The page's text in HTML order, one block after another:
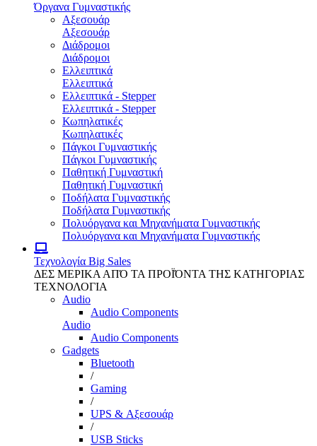
Όργανα Γυμναστικής
Αξεσουάρ
Αξεσουάρ
Διάδρομοι
Διάδρομοι
Ελλειπτικά
Ελλειπτικά
Ελλειπτικά - Stepper
Ελλειπτικά - Stepper
Κωπηλατικές
Κωπηλατικές
Πάγκοι Γυμναστικής
Πάγκοι Γυμναστικής
Παθητική Γυμναστική
Παθητική Γυμναστική
Ποδήλατα Γυμναστικής
Ποδήλατα Γυμναστικής
Πολυόργανα και Μηχανήματα Γυμναστικής
Πολυόργανα και Μηχανήματα Γυμναστικής
Τεχνολογία Big Sales
ΔΕΣ ΜΕΡΙΚΑ ΑΠΌ ΤΑ ΠΡΟΪΌΝΤΑ ΤΗΣ ΚΑΤΗΓΟΡΙΑΣ
ΤΕΧΝΟΛΟΓΙΑ
Audio
Audio Components
Audio
Audio Components
Gadgets
Bluetooth
/
Gaming
/
UPS & Αξεσουάρ
/
USB Sticks